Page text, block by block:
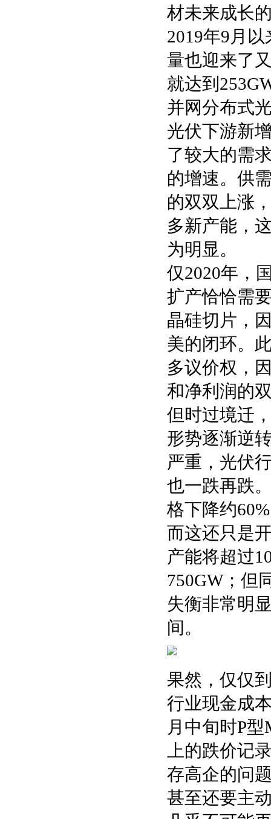
材未来成长
2019年9月
量也迎来了
就达到
并网分布式
光伏下游新
了较大的需
的增速。供
的双双上涨
多新产能，
为明显。
仅2020年，
扩产恰恰需
晶硅切片，
美的闭环。
多议价权，
和净利润的
但时过境迁
形势逐渐逆
严重，光伏
也一跌再跌
格下降约
而这还只是
产能将超过
750GW；但
失衡非常明
间。
果然，仅仅
行业现金成
月中旬时P
上的跌价记
存高企的问
甚至还要主